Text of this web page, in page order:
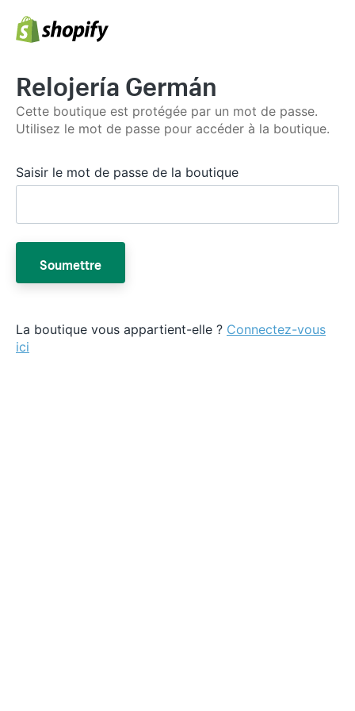
Relojería Germán
Cette boutique est protégée par un mot de passe.
Utilisez le mot de passe pour accéder à la boutique.
Saisir le mot de passe de la boutique
Soumettre
La boutique vous appartient-elle ? Connectez-vous
ici